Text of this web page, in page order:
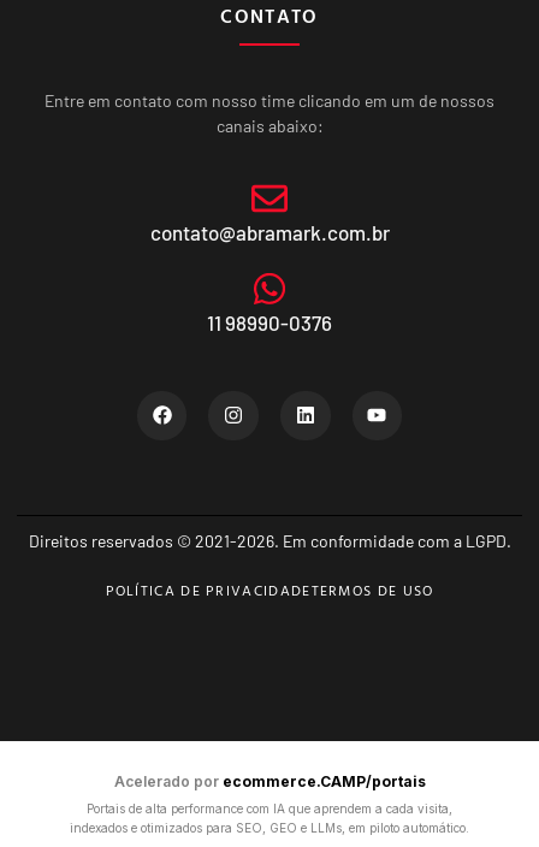
CONTATO
Entre em contato com nosso time clicando em um de nossos
canais abaixo:
contato@abramark.com.br
11 98990-0376
Direitos reservados © 2021-2026. Em conformidade com a LGPD.
POLÍTICA DE PRIVACIDADETERMOS DE USO
Acelerado por ecommerce.CAMP/portais
Portais de alta performance com IA que aprendem a cada visita,
indexados e otimizados para SEO, GEO e LLMs, em piloto automático.